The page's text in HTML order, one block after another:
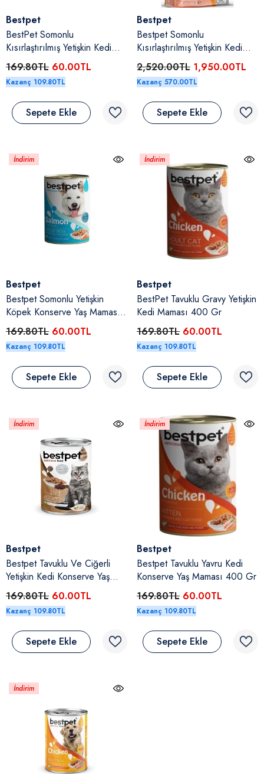
Satıcı:
Bestpet
BestPet Somonlu
Kısırlaştırılmış Yetişkin Kedi
Konserve Yaş Maması 400 Gr
169.80TL 60.00TL
Kazanç 109.80TL
Sepete Ekle
Satıcı:
Bestpet
Bestpet Somonlu
Kısırlaştırılmış Yetişkin Kedi
Kuru Maması 15 Kg
2,520.00TL 1,950.00TL
Kazanç 570.00TL
Sepete Ekle
İndirim
Satıcı:
Bestpet
Bestpet Somonlu Yetişkin
Köpek Konserve Yaş Maması
400 Gr
169.80TL 60.00TL
Kazanç 109.80TL
Sepete Ekle
İndirim
Satıcı:
Bestpet
BestPet Tavuklu Gravy Yetişkin
Kedi Maması 400 Gr
169.80TL 60.00TL
Kazanç 109.80TL
Sepete Ekle
İndirim
Satıcı:
Bestpet
Bestpet Tavuklu Ve Ciğerli
Yetişkin Kedi Konserve Yaş
Maması 400 Gr
169.80TL 60.00TL
Kazanç 109.80TL
Sepete Ekle
İndirim
Satıcı:
Bestpet
Bestpet Tavuklu Yavru Kedi
Konserve Yaş Maması 400 Gr
169.80TL 60.00TL
Kazanç 109.80TL
Sepete Ekle
İndirim